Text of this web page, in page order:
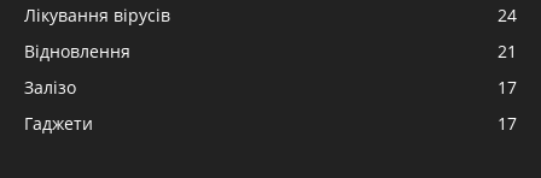
Лікування вірусів
24
Відновлення
21
Залізо
17
Гаджети
17